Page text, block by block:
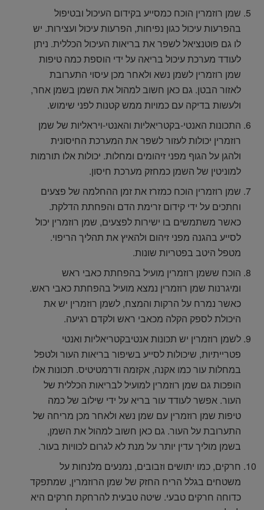
שמן רוזמרין הוכח כמסייע בקידום העיכול ובטיפול
בהפרעות עיכול כגון נפיחות, הפרעות עיכול ועצירות. יש
לו גם פוטנציאל לשפר את בריאות העיכול הכללית. ניתן
לעודד מערכת עיכול בריאה על ידי הוספת כמה טיפות
שמן רוזמרין לשמן נשא ולאחר מכן עיסוי התערובת
לאזור הבטן. גם כאן חשוב למהול את השמן בשמן אחר,
ולעשות בדיקה עם כמויות ממש קטנות לפני שימוש.
התכונות האנטי-בקטריאליות והאנטי-ויראליות של שמן
רוזמרין יכולות לעזור לשפר את המערכת החיסונית
ולהגן על הגוף מפני זיהומים ומחלות. יכולות אלו תורמות
למוניטין של השמן כמחזק מערכת חיסון.
שמן רוזמרין הוכח כמזרז את זמן ההחלמה של פצעים
וחתכים על ידי קידום זרימת הדם והפחתת הדלקת.
כאשר משתמשים בו ישירות לפצעים, שמן רוזמרין יכול
לסייע בהגנה מפני זיהום ולהאיץ את תהליך הריפוי.
מטפל היטב בפטריות שונות.
הוכח ששמן רוזמרין מועיל בהפחתת כאבי ראש
ומיגרנות שמן רוזמרין נמצא מועיל בהפחתת כאבי ראש.
כאשר נמרח על הרקות והמצח, לשמן רוזמרין יש את
היכולת לספק הקלה מכאבי ראש ולקדם רגיעה.
לשמן רוזמרין יש תכונות אנטיבקטריאליות ואנטי
פטרייתיות, שיכולות לסייע בשיפור בריאות העור ולטפל
במחלות עור כמו אקנה, אקזמה ודרמטיטיס. תכונות אלו
הופכות גם שמן רוזמרין למועיל לבריאות הכללית של
העור. אפשר לעודד עור בריא על ידי שילוב של כמה
טיפות שמן רוזמרין עם שמן נשא ולאחר מכן מריחה של
התערובת על העור. גם כאן חשוב למהול את השמן,
בשמן מוליך עדין יותר על מנת לא לגרום לכוויות בעור.
חרקים, כמו יתושים וזבובים, נמנעים מלנחות על
משטחים בגלל הריח החזק של שמן הרוזמרין, שמתפקד
כדוחה חרקים טבעי. שיטה טבעית להרחקת חרקים היא